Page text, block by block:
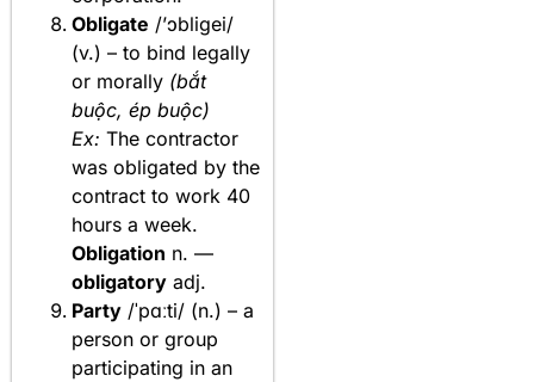
Obligate /’ɔbligei/
(v.) – to bind legally
or morally (bắt
buộc, ép buộc)
Ex: The contractor
was obligated by the
contract to work 40
hours a week.
Obligation n. —
obligatory adj.
Party /ˈpɑːti/ (n.) – a
person or group
participating in an